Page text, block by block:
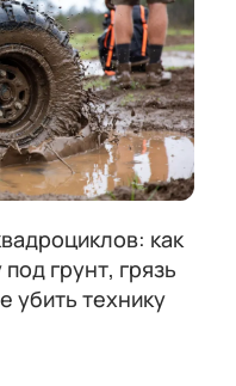
как
грунт, грязь
убить технику